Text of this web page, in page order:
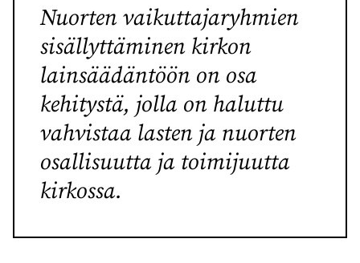
Nuorten vaikuttajaryhmien
sisällyttäminen kirkon
lainsäädäntöön on osa
kehitystä, jolla on haluttu
vahvistaa lasten ja nuorten
osallisuutta ja toimijuutta
kirkossa.